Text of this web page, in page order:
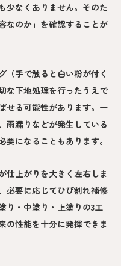
少なくありません。そのた
なのか」を確認することが
（手で触ると白い粉が付く
な下地処理を行ったうえで
せる可能性があります。一
雨漏りなどが発生している
になることもあります。
仕上がりを大きく左右しま
必要に応じてひび割れ補修
り・中塗り・上塗りの3工
の性能を十分に発揮できま